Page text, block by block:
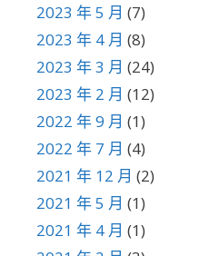
2023 年 5 月 (7)
2023 年 4 月 (8)
2023 年 3 月 (24)
2023 年 2 月 (12)
2022 年 9 月 (1)
2022 年 7 月 (4)
2021 年 12 月 (2)
2021 年 5 月 (1)
2021 年 4 月 (1)